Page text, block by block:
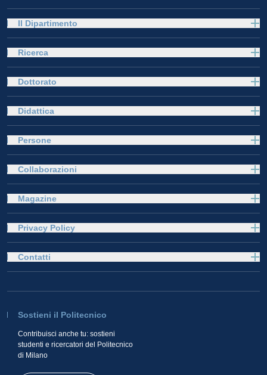
Il Dipartimento
Ricerca
Dottorato
Didattica
Persone
Collaborazioni
Magazine
Privacy Policy
Sostieni il Politecnico
Contribuisci anche tu: sostieni
studenti e ricercatori del Politecnico
di Milano
Contatti